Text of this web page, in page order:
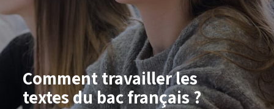
Comment travailler les
textes du bac français ?